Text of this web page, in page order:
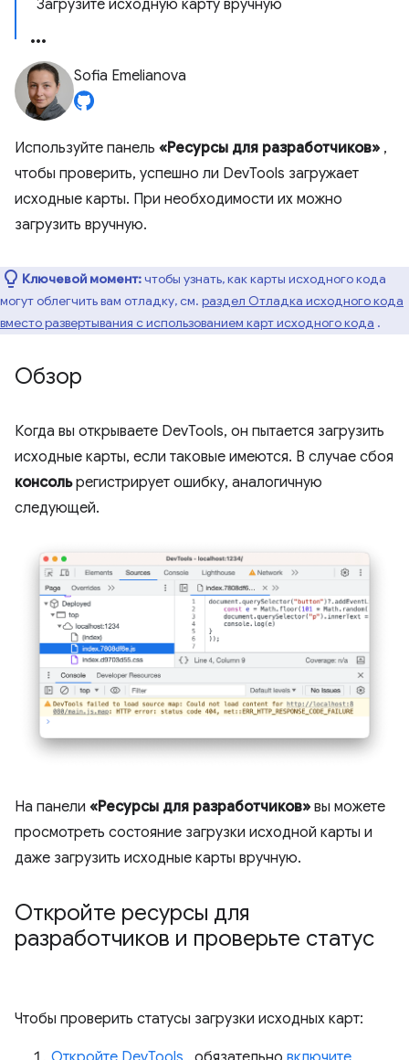
Загрузите исходную карту вручную
Sofia Emelianova
Используйте панель «Ресурсы для разработчиков» ,
чтобы проверить, успешно ли DevTools загружает
исходные карты. При необходимости их можно
загрузить вручную.
Ключевой момент:чтобы узнать, как карты исходного кода
могут облегчить вам отладку, см. раздел Отладка исходного кода
вместо развертывания с использованием карт исходного кода .
Обзор
Когда вы открываете DevTools, он пытается загрузить
исходные карты, если таковые имеются. В случае сбоя
консольрегистрирует ошибку, аналогичную
следующей.
На панели «Ресурсы для разработчиков» вы можете
просмотреть состояние загрузки исходной карты и
даже загрузить исходные карты вручную.
Откройте ресурсы для
разработчиков и проверьте статус
Чтобы проверить статусы загрузки исходных карт: